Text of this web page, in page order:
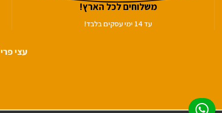
משלוחים לכל הארץ!
עד 14 ימי עסקים בלבד!
עצי פרי